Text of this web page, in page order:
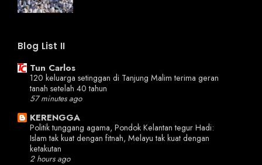
Blog List II
Tun Carlos
120 keluarga setinggan di Tanjung Malim terima geran
tanah setelah 40 tahun
57 minutes ago
KERENGGA
Politik tunggang agama, Pondok Kelantan tegur Hadi:
Islam tak kuat dengan fitnah, Melayu tak kuat dengan
ketakutan
2 hours ago